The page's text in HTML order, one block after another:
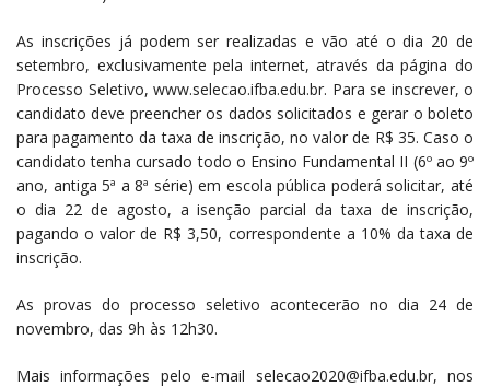
As inscrições já podem ser realizadas e vão até o dia 20 de
setembro, exclusivamente pela internet, através da página do
Processo Seletivo, www.selecao.ifba.edu.br. Para se inscrever, o
candidato deve preencher os dados solicitados e gerar o boleto
para pagamento da taxa de inscrição, no valor de R$ 35. Caso o
candidato tenha cursado todo o Ensino Fundamental II (6º ao 9º
ano, antiga 5ª a 8ª série) em escola pública poderá solicitar, até
o dia 22 de agosto, a isenção parcial da taxa de inscrição,
pagando o valor de R$ 3,50, correspondente a 10% da taxa de
inscrição.
As provas do processo seletivo acontecerão no dia 24 de
novembro, das 9h às 12h30.
Mais informações pelo e-mail selecao2020@ifba.edu.br, nos